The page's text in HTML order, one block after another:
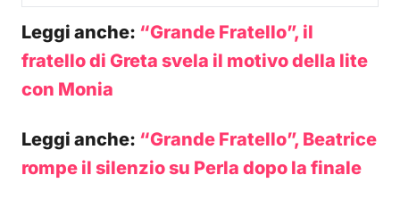
Leggi anche: “Grande Fratello”, il
fratello di Greta svela il motivo della lite
con Monia
Leggi anche: “Grande Fratello”, Beatrice
rompe il silenzio su Perla dopo la finale